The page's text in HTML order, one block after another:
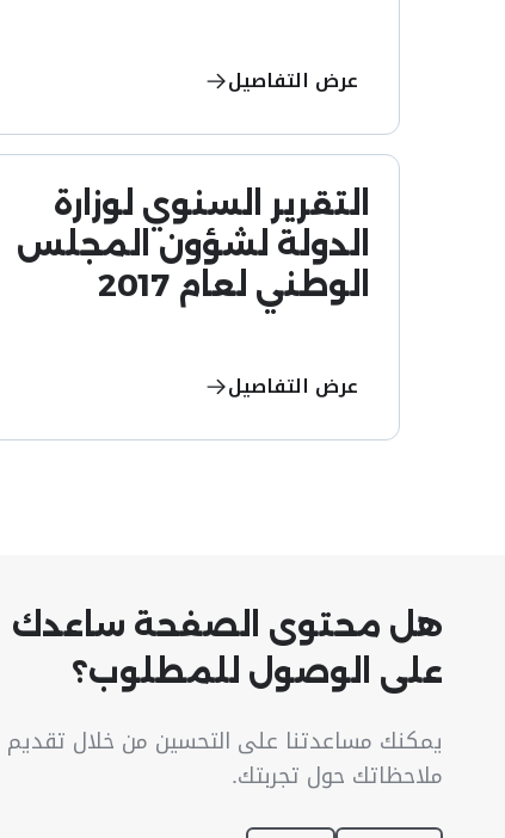
عرض التفاصيل
التقرير السنوي لوزارة
الدولة لشؤون المجلس
الوطني لعام 2017
عرض التفاصيل
هل محتوى الصفحة ساعدك
على الوصول للمطلوب؟
يمكنك مساعدتنا على التحسين من خلال تقديم
ملاحظاتك حول تجربتك.